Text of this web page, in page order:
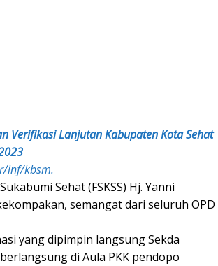
Verifikasi Lanjutan Kabupaten Kota Sehat
inf/kbsm.
Sehat (FSKSS) Hj. Yanni
semangat dari seluruh OPD
yang dipimpin langsung Sekda
di Aula PKK pendopo